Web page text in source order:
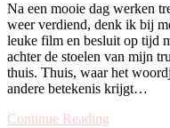
Na een mooie dag werken
weer verdiend, denk ik bij
leuke film en besluit op tijd
achter de stoelen van mijn
thuis. Thuis, waar het
andere betekenis krijgt…
Continue Reading